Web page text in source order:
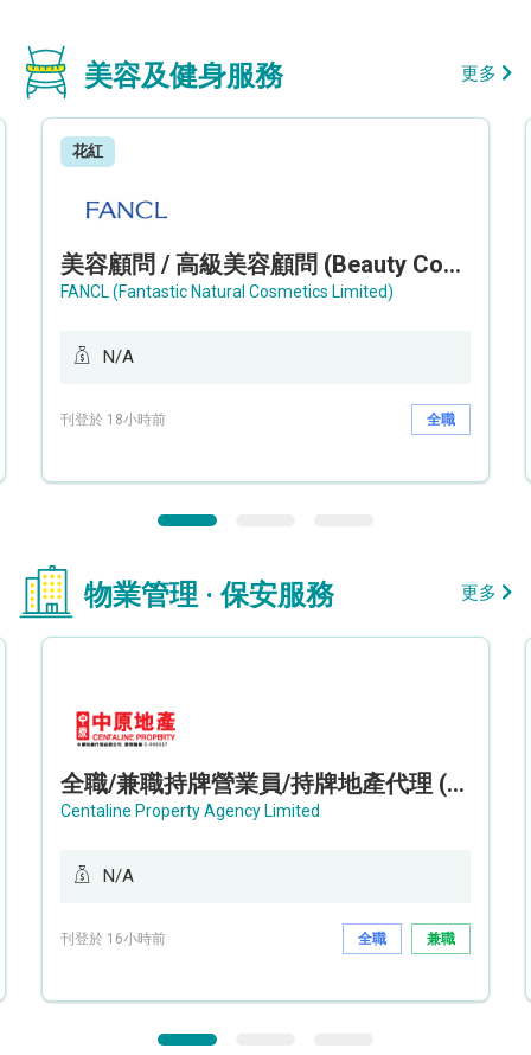
美容及健身服務 更多
花紅
美容顧問 / 高級美容顧問 (Beauty Consultant / Senior Beauty Consultant)
FANCL (Fantastic Natural Cosmetics Limited)
N/A
刊登於 18小時前 全職
物業管理 · 保安服務 更多
全職/兼職持牌營業員/持牌地產代理 (長沙灣/將軍澳/油塘)
Centaline Property Agency Limited
N/A
刊登於 16小時前 全職 兼職